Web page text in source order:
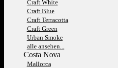
Craft White
Craft Blue
Craft Terracotta
Craft Green
Urban Smoke
alle ansehen...
Costa Nova
Mallorca